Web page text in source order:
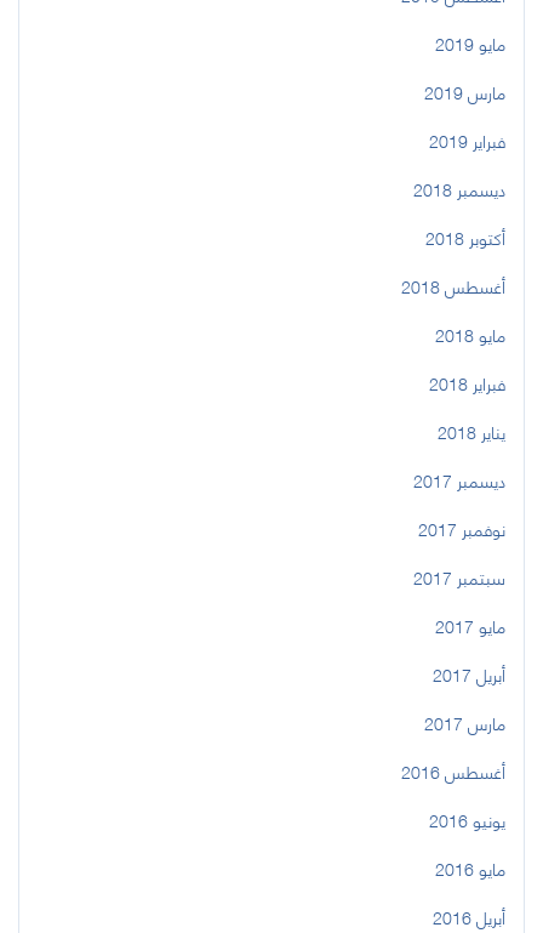
مايو 2019
مارس 2019
فبراير 2019
ديسمبر 2018
أكتوبر 2018
أغسطس 2018
مايو 2018
فبراير 2018
يناير 2018
ديسمبر 2017
نوفمبر 2017
سبتمبر 2017
مايو 2017
أبريل 2017
مارس 2017
أغسطس 2016
يونيو 2016
مايو 2016
أبريل 2016